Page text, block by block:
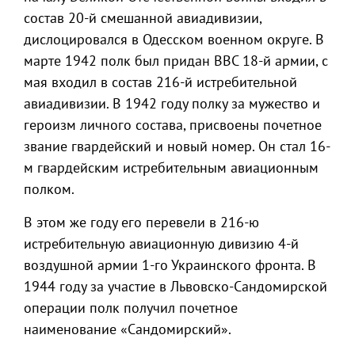
состав 20-й смешанной авиадивизии,
дислоцировался в Одесском военном округе. В
марте 1942 полк был придан ВВС 18-й армии, с
мая входил в состав 216-й истребительной
авиадивизии. В 1942 году полку за мужество и
героизм личного состава, присвоены почетное
звание гвардейский и новый номер. Он стал 16-
м гвардейским истребительным авиационным
полком.
В этом же году его перевели в 216-ю
истребительную авиационную дивизию 4-й
воздушной армии 1-го Украинского фронта. В
1944 году за участие в Львовско-Сандомирской
операции полк получил почетное
наименование «Сандомирский».